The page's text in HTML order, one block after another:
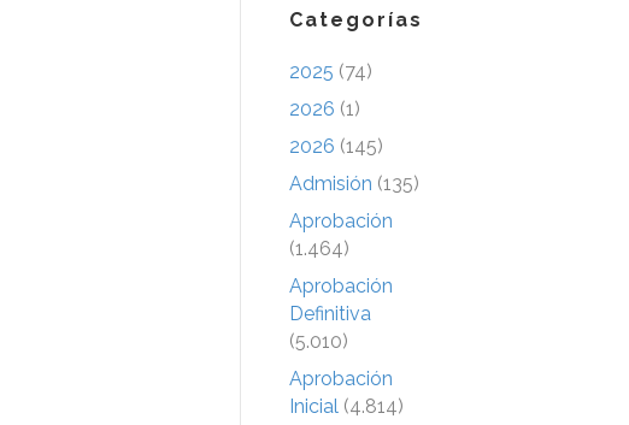
Categorías
2025 (74)
2026 (1)
2026 (145)
Admisión (135)
Aprobación
(1.464)
Aprobación
Definitiva
(5.010)
Aprobación
Inicial (4.814)